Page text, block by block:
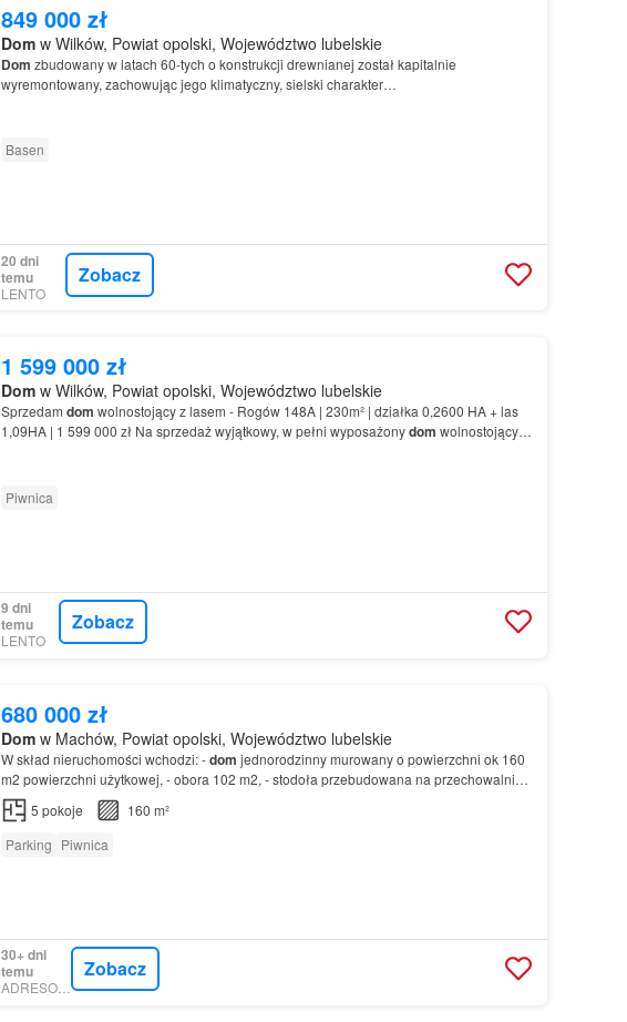
849 000 zł
Domw Wilków, Powiat opolski, Województwo lubelskie
Dom zbudowany w latach 60-tych o konstrukcji drewnianej został kapitalnie
wyremontowany, zachowując jego klimatyczny, sielski charakter…
Basen
20 dni
temu
LENTO
Zobacz
1 599 000 zł
Domw Wilków, Powiat opolski, Województwo lubelskie
Sprzedam dom wolnostojący z lasem - Rogów 148A | 230m² | działka 0,2600 HA + las
1,09HA | 1 599 000 zł Na sprzedaż wyjątkowy, w pełni wyposażonydom wolnostojący
Piwnica
9 dni
temu
LENTO
Zobacz
680 000 zł
Domw Machów, Powiat opolski, Województwo lubelskie
W skład nieruchomości wchodzi: -dom jednorodzinny murowany o powierzchni ok 160
m2 powierzchni użytkowej, - obora 102 m2, - stodoła przebudowana na przechowalnie
Dom składa się z: - 5 pokoi i salonu, - 2 kuchni, - 2 łazienek…
5 pokoje
160 m²
Parking Piwnica
30+ dni
temu
ADRESOWO
Zobacz